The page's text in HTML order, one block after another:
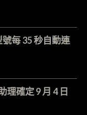
每 35 秒自動連
理確定 9 月 4 日